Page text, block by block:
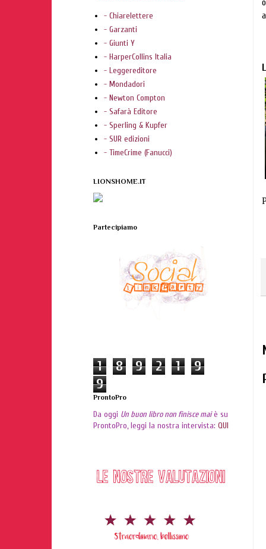
- Chiarelettere
- Garzanti
- Giunti Y
- HarperCollins Italia
- Leggereditore
- Mondadori
- Newton Compton
- Safarà Editore
- Sperling & Kupfer
- SUR edizioni
- TimeCrime (Fanucci)
LIONSHOME.IT
Partecipiamo
1 8 9 2 1
9
9
ProntoPro
Da oggi Un buon libro non finisce maiè su
ProntoPro, leggi la nostra intervista: QUI